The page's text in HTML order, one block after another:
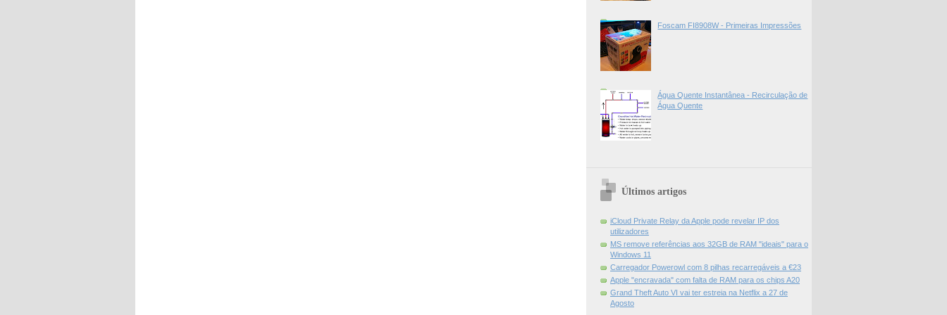
Foscam FI8908W - Primeiras Impressões
Água Quente Instantânea - Recirculação de
Água Quente
Últimos artigos
iCloud Private Relay da Apple pode revelar IP dos
utilizadores
MS remove referências aos 32GB de RAM "ideais" para o
Windows 11
Carregador Powerowl com 8 pilhas recarregáveis a €23
Apple "encravada" com falta de RAM para os chips A20
Grand Theft Auto VI vai ter estreia na Netflix a 27 de
Agosto